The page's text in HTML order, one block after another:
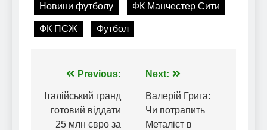
Новини футболу ФК Манчестер Сити
ФК ПСЖ Футбол
Навігація
записів
Previous:
Італійський гранд
готовий віддати
25 млн євро за
Next:
Валерій Грига:
Чи потрапить
Металіст в